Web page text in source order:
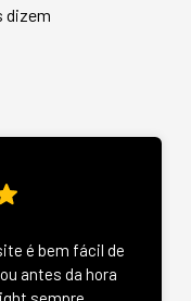
dizem
é bem fácil de
antes da hora